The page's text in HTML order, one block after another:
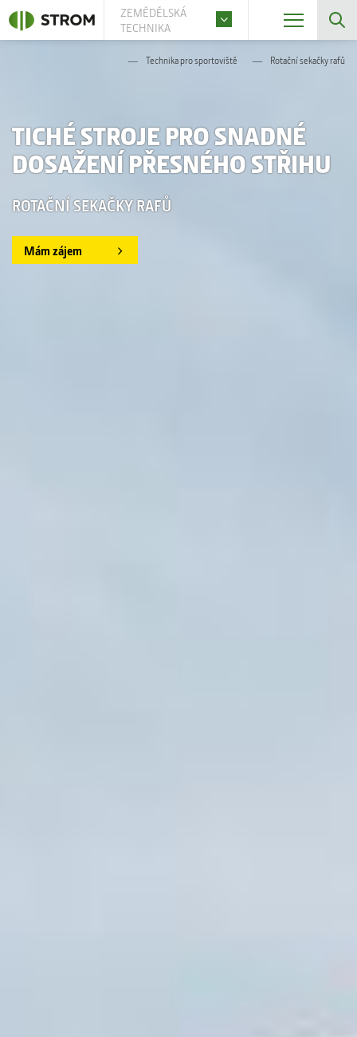
ZEMĚDĚLSKÁ
TECHNIKA
Technika pro sportoviště Rotační sekačky rafů
TICHÉ STROJE PRO SNADNÉ
DOSAŽENÍ PŘESNÉHO STŘIHU
ROTAČNÍ SEKAČKY RAFŮ
Mám zájem